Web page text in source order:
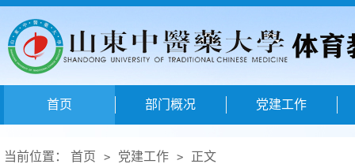
首页 部门概况 党建工作
当前位置： 首页 > 党建工作 > 正文